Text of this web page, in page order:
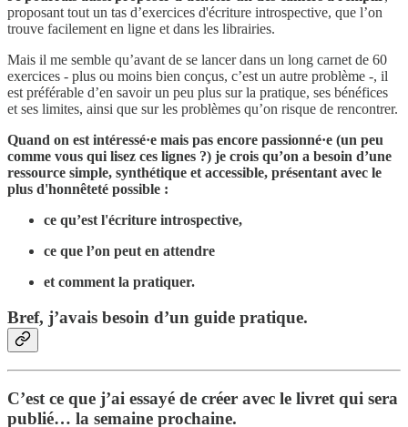
proposant tout un tas d’exercices d'écriture introspective, que l’on
trouve facilement en ligne et dans les librairies.
Mais il me semble qu’avant de se lancer dans un long carnet de 60
exercices - plus ou moins bien conçus, c’est un autre problème -, il
est préférable d’en savoir un peu plus sur la pratique, ses bénéfices
et ses limites, ainsi que sur les problèmes qu’on risque de rencontrer.
Quand on est intéressé·e mais pas encore passionné·e (un peu
comme vous qui lisez ces lignes ?) je crois qu’on a besoin d’une
ressource simple, synthétique et accessible, présentant avec le
plus d'honnêteté possible :
ce qu’est l'écriture introspective,
ce que l’on peut en attendre
et comment la pratiquer.
Bref, j’avais besoin d’un guide pratique.
C’est ce que j’ai essayé de créer avec le livret qui sera
publié… la semaine prochaine.